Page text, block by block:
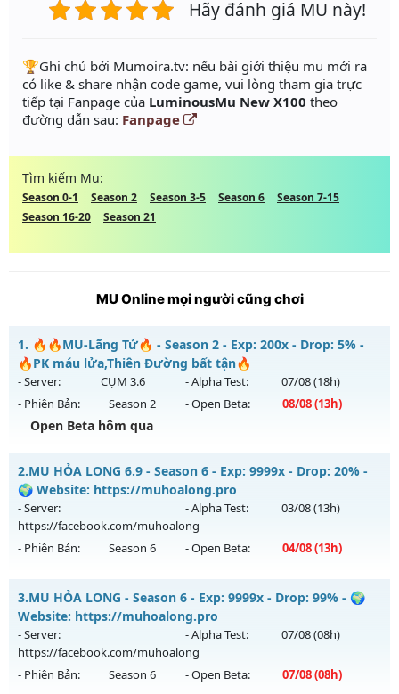
Hãy đánh giá MU này!
️🏆Ghi chú bởi Mumoira.tv: nếu bài giới thiệu mu mới ra
có like & share nhận code game, vui lòng tham gia trực
tiếp tại Fanpage của LuminousMu New X100 theo
đường dẫn sau: Fanpage
Tìm kiếm Mu:
Season 0-1 Season 2 Season 3-5 Season 6
Season 7-15
Season 16-20
Season 21
MU Online mọi người cũng chơi
1. 🔥🔥MU-Lãng Tử🔥 - Season 2 - Exp: 200x - Drop: 5% -
🔥PK máu lửa,Thiên Đường bất tận🔥
- Server: CỤM 3.6 - Alpha Test: 07/08(18h)
- Phiên Bản:
Season 2 - Open Beta: 08/08(13h)
Open Beta hôm qua
🔥🔥MU-Lãng Tử🔥 - 🔥PK máu lửa,Thiên Đường bất tận🔥
Mu mới ra tháng 08 2026 - Mở máy chủ
ngày 08/08/2626
Exp: 200x - Drop: 5%
Thể loại: Mu Nguyên bản Webzen
Antihack: Sharkguard
2.MU HỎA LONG 6.9 - Season 6 - Exp: 9999x - Drop: 20% -
🌍 Website: https://muhoalong.pro
- Server:
https://facebook.com/muhoalong
- Alpha Test: 03/08(13h)
- Phiên Bản: Season 6 - Open Beta: 04/08(13h)
MU HỎA LONG 6.9 - 🌍 Website: https://muhoalong.pro
Mu mới ra tháng 08 2026 - Mở máy chủ
https://facebook.com/muhoalongvào 13h ngày
04/08/2626
Exp: 9999x - Drop: 20%
3.MU HỎA LONG - Season 6 - Exp: 9999x - Drop: 99% - 🌍
Website: https://muhoalong.pro
- Server:
https://facebook.com/muhoalong
- Alpha Test: 07/08(08h)
- Phiên Bản: Season 6 - Open Beta: 07/08(08h)